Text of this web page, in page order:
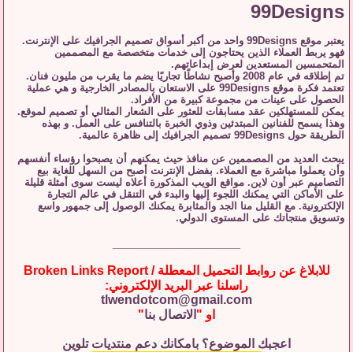
99Designs
يعتبر موقع 99Designs واحد من أكبر أسواق تصميم الجرافيك على الإنترنت.
فهو يربط العملاء الذين يحتاجون إلى خدمات متخصصة مع المصممين
المتحمسين المستعدين لعرض إبداعاتهم.
تم إطلاقه في عام 2008 وأصبح نشاطًا تجاريًا يضم ما يقرب من مليون فنان.
تعتمد فكرة موقع 99Designs على الاستعان بالمصادر الخارجية و هي عملية
الحصول على عينات من مجموعة كبيرة من الأفراد.
يمكن للمستهلكين عقد مسابقات للعثور على الشعار المثالي أو تصميم لموقع.
وهذا يسمح للفنانين المبتدئين وذوي الخبرة بالتنافس على العمل. و بهذه
الطريقة حول 99Designs تصميم الجرافيك إلى ظاهرة عالمية.
يبحث العديد من المصممين عن منافذ حيث يمكنهم أن يصبحوا رؤساء أنفسهم
وأن يعملوا مباشرة مع العملاء. بفضل الإنترنت أصبح من السهل للغاية بيع
التصاميم عبر أون لاين. مواقع الويب المذكورة أعلاه ليست سوى أمثلة قليلة
على الأماكن التي يمكنك اللجوء إليها والبدء في التنقل في عالم التجارة
الإلكترونية. مع القليل منا الجد والمثابرة يمكنك الوصول إلى جمهور واسع
وتسويق منتجاتك على المستوى الدولي.
للابلاغ عن روابط التحميل المعطلة / Broken Links Report
راسلنا عبر البريد الإلكتروني:
tlwendotcom@gmail.com
او " الاتصال بنا"
اعجبك الموضوع؟ بامكانك دعم منتديات تلوين